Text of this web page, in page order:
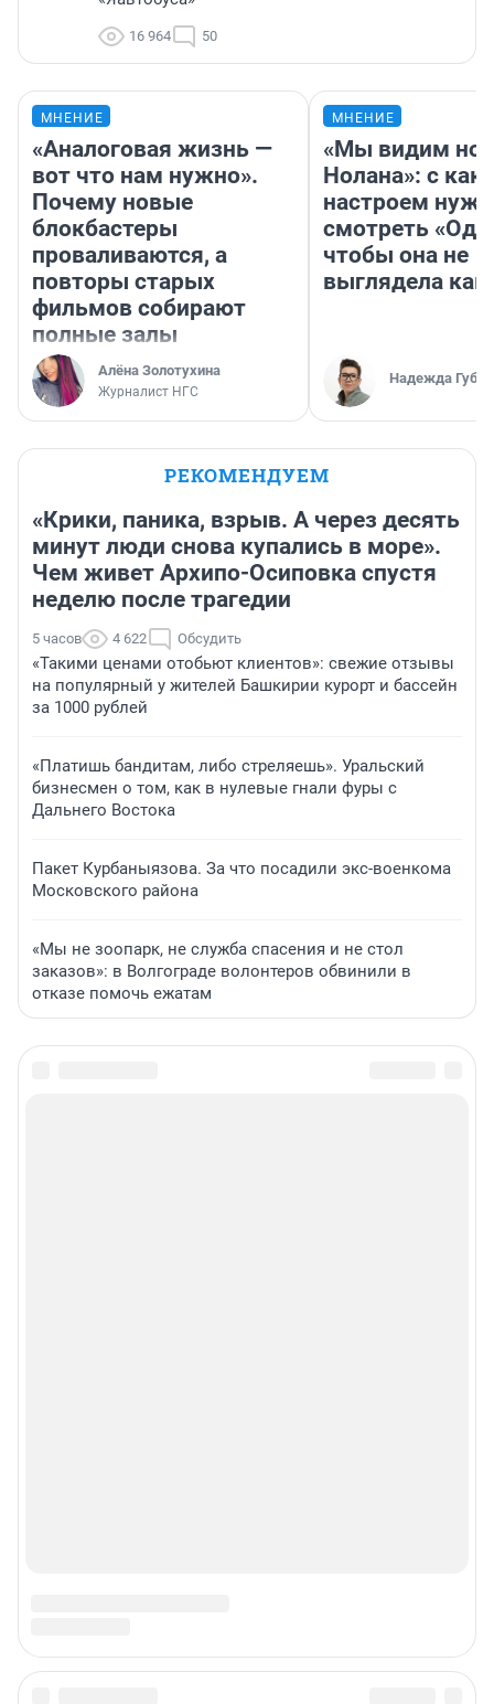
16 964 50
МНЕНИЕ
«Аналоговая жизнь —
вот что нам нужно».
Почему новые
блокбастеры
проваливаются, а
повторы старых
фильмов собирают
полные залы
Алёна Золотухина
Журналист НГС
МНЕНИЕ
«Мы видим
Нолана»: с
настроем
смотреть
чтобы она не
выглядела как
Надежда
РЕКОМЕНДУЕМ
«Крики, паника, взрыв. А через десять
минут люди снова купались в море».
Чем живет Архипо-Осиповка спустя
неделю после трагедии
5 часов 4 622 Обсудить
«Такими ценами отобьют клиентов»: свежие отзывы
на популярный у жителей Башкирии курорт и бассейн
за 1000 рублей
«Платишь бандитам, либо стреляешь». Уральский
бизнесмен о том, как в нулевые гнали фуры с
Дальнего Востока
Пакет Курбаныязова. За что посадили экс-военкома
Московского района
«Мы не зоопарк, не служба спасения и не стол
заказов»: в Волгограде волонтеров обвинили в
отказе помочь ежатам